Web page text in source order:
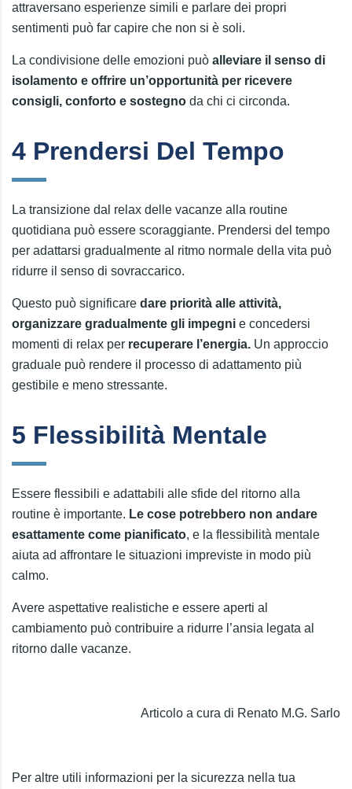
attraversano esperienze simili e parlare dei propri
sentimenti può far capire che non si è soli.
La condivisione delle emozioni può alleviare il senso di
isolamento e offrire un’opportunità per ricevere
consigli, conforto e sostegno da chi ci circonda.
4 Prendersi Del Tempo
La transizione dal relax delle vacanze alla routine
quotidiana può essere scoraggiante. Prendersi del tempo
per adattarsi gradualmente al ritmo normale della vita può
ridurre il senso di sovraccarico.
Questo può significare dare priorità alle attività,
organizzare gradualmente gli impegni e concedersi
momenti di relax per recuperare l’energia. Un approccio
graduale può rendere il processo di adattamento più
gestibile e meno stressante.
5 Flessibilità Mentale
Essere flessibili e adattabili alle sfide del ritorno alla
routine è importante. Le cose potrebbero non andare
esattamente come pianificato, e la flessibilità mentale
aiuta ad affrontare le situazioni impreviste in modo più
calmo.
Avere aspettative realistiche e essere aperti al
cambiamento può contribuire a ridurre l’ansia legata al
ritorno dalle vacanze.
Articolo a cura di Renato M.G. Sarlo
Per altre utili informazioni per la sicurezza nella tua